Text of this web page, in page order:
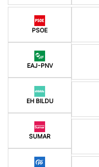
PSOE
EAJ-PNV
EH BILDU
SUMAR